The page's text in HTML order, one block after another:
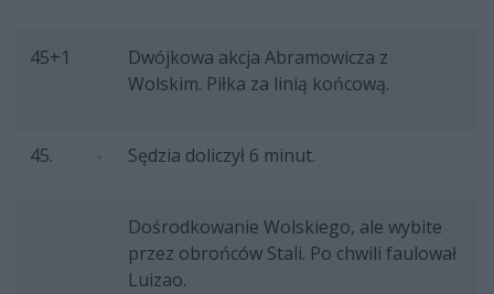
45+1
Dwójkowa akcja Abramowicza z
Wolskim. Piłka za linią końcową.
45. Sędzia doliczył 6 minut.
Dośrodkowanie Wolskiego, ale wybite
przez obrońców Stali. Po chwili faulował
Luizao.